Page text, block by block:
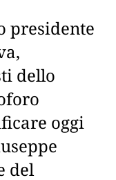
presidente
dello
oggi
del